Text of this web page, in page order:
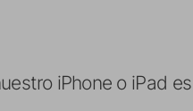
iPhone o iPad